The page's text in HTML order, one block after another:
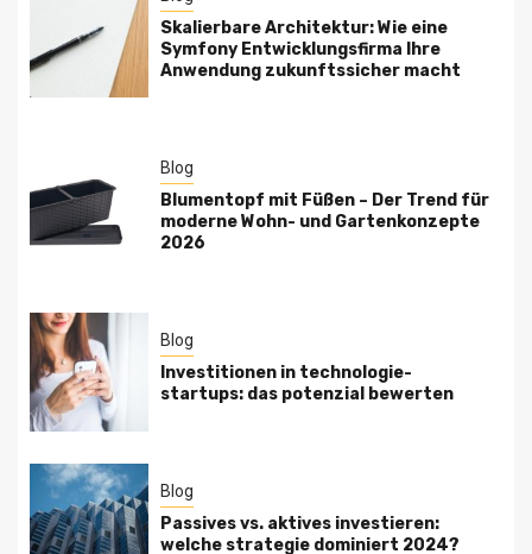
Skalierbare Architektur: Wie eine
Symfony Entwicklungsfirma Ihre
Anwendung zukunftssicher macht
Blog
Blumentopf mit Füßen – Der Trend für
moderne Wohn- und Gartenkonzepte
2026
Blog
Investitionen in technologie-
startups: das potenzial bewerten
Blog
Passives vs. aktives investieren:
welche strategie dominiert 2024?